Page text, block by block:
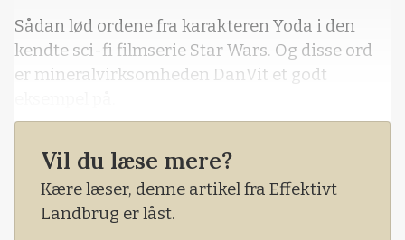
Sådan lød ordene fra karakteren Yoda i den
kendte sci-fi filmserie Star Wars. Og disse ord
er mineralvirksomheden DanVit et godt
Vil du læse mere?
Kære læser, denne artikel fra Effektivt
Landbrug er låst.